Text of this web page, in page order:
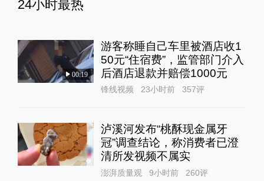
24小时最热
00:19
游客称睡自己车里被酒店收1
50元“住宿费”，监管部门介入
后酒店退款并赔偿1000元
锋线视频 23小时前 357评
泸溪河发布“桃酥现金属牙
冠”调查结论，称消费者已澄
清所发视频不属实
澎湃质量观 9小时前 260评